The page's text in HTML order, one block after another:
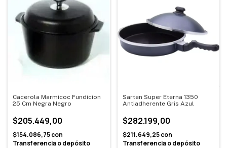
Cacerola Marmicoc Fundicion
25 Cm Negra Negro
$205.449,00
$154.086,75con
Transferencia o depósito
Sarten Super Eterna 1350
Antiadherente Gris Azul
$282.199,00
$211.649,25con
Transferencia o depósito